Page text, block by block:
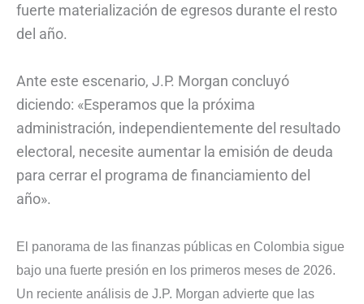
fuerte materialización de egresos durante el resto
del año.
Ante este escenario, J.P. Morgan concluyó
diciendo: «Esperamos que la próxima
administración, independientemente del resultado
electoral, necesite aumentar la emisión de deuda
para cerrar el programa de financiamiento del
año».
El panorama de las finanzas públicas en Colombia sigue
bajo una fuerte presión en los primeros meses de 2026.
Un reciente análisis de J.P. Morgan advierte que las